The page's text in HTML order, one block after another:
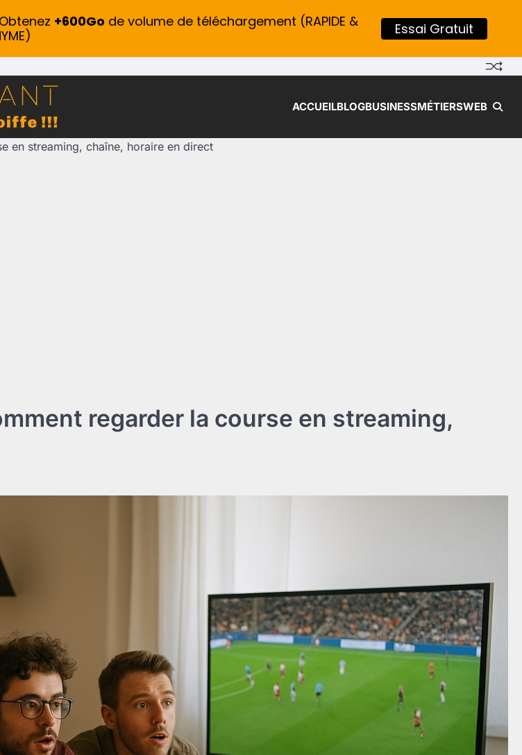
ACCUEILBLOGBUSINESSMÉTIERSWEB
en streaming, chaîne, horaire en direct
regarder la course en streaming,
+600Go de volume de téléchargement (RAPIDE &
Essai Gratuit